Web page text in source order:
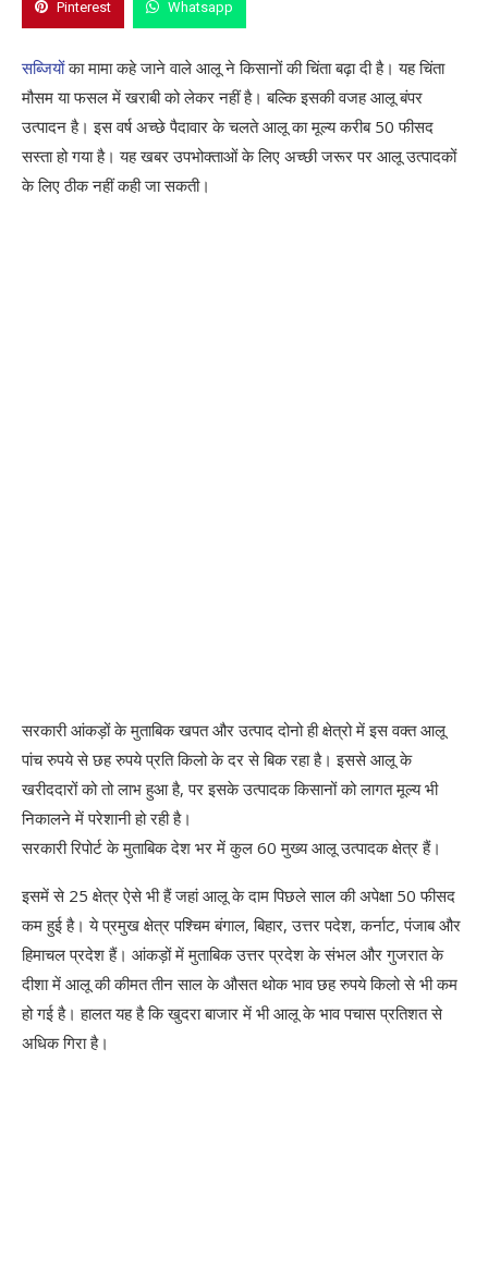
Pinterest Whatsapp
सब्जियोंका मामा कहे जाने वाले आलू ने किसानों की चिंता बढ़ा दी है। यह चिंता
मौसम या फसल में खराबी को लेकर नहीं है। बल्कि इसकी वजह आलू बंपर
उत्पादन है। इस वर्ष अच्छे पैदावार के चलते आलू का मूल्य करीब 50 फीसद
सस्ता हो गया है। यह खबर उपभोक्ताओं के लिए अच्छी जरूर पर आलू उत्पादकों
के लिए ठीक नहीं कही जा सकती।
सरकारी आंकड़ों के मुताबिक खपत और उत्पाद दोनो ही क्षेत्रो में इस वक्त आलू
पांच रुपये से छह रुपये प्रति किलो के दर से बिक रहा है। इससे आलू के
खरीददारों को तो लाभ हुआ है, पर इसके उत्पादक किसानों को लागत मूल्य भी
निकालने में परेशानी हो रही है।
सरकारी रिपोर्ट के मुताबिक देश भर में कुल 60 मुख्य आलू उत्पादक क्षेत्र हैं।
इसमें से 25 क्षेत्र ऐसे भी हैं जहां आलू के दाम पिछले साल की अपेक्षा 50 फीसद
कम हुई है। ये प्रमुख क्षेत्र पश्चिम बंगाल, बिहार, उत्तर पदेश, कर्नाट, पंजाब और
हिमाचल प्रदेश हैं। आंकड़ों में मुताबिक उत्तर प्रदेश के संभल और गुजरात के
दीशा में आलू की कीमत तीन साल के औसत थोक भाव छह रुपये किलो से भी कम
हो गई है। हालत यह है कि खुदरा बाजार में भी आलू के भाव पचास प्रतिशत से
अधिक गिरा है।